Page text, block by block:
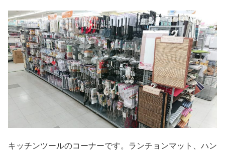
キッチンツールのコーナーです。ランチョンマット、ハン